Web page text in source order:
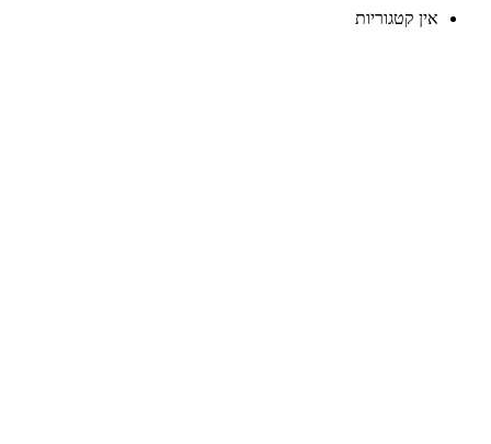
אין קטגוריות